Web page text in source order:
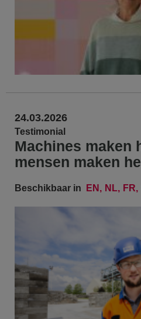
24.03.2026
Testimonial
Machines maken
mensen maken
Beschikbaar in EN NL FR